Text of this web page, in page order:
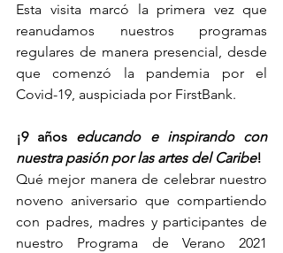
Esta visita marcó la primera vez que
reanudamos nuestros programas
regulares de manera presencial, desde
que comenzó la pandemia por el
Covid-19, auspiciada por FirstBank.
¡9 años educando e inspirando con
nuestra pasión por las artes del Caribe!
Qué mejor manera de celebrar nuestro
noveno aniversario que compartiendo
con padres, madres y participantes de
nuestro Programa de Verano 2021